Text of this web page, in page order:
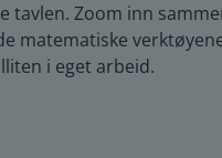
tavlen. Zoom inn
matematiske
i eget arbeid.